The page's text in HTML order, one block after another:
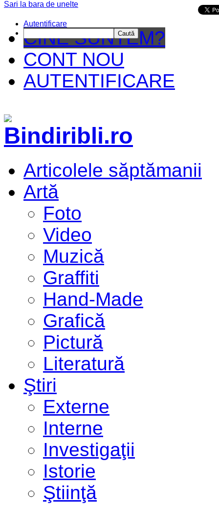
CINE SUNTEM?
CONT NOU
AUTENTIFICARE
Articolele săptămanii
Artă
Foto
Video
Muzică
Graffiti
Hand-Made
Grafică
Pictură
Literatură
Ştiri
Externe
Interne
Investigaţii
Istorie
Ştiinţă
Sari la bara de unelte
Autentificare
Caută